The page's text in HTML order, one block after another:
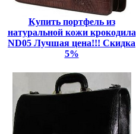
Купить портфель из
натуральной кожи крокодила
ND05 Лучшая цена!!! Скидка
5%